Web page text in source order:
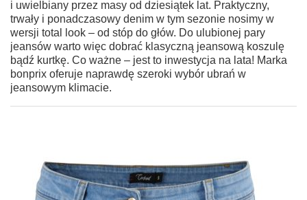
i uwielbiany przez masy od dziesiątek lat. Praktyczny,
trwały i ponadczasowy denim w tym sezonie nosimy w
wersji total look – od stóp do głów. Do ulubionej pary
jeansów warto więc dobrać klasyczną jeansową koszulę
bądź kurtkę. Co ważne – jest to inwestycja na lata! Marka
bonprix oferuje naprawdę szeroki wybór ubrań w
jeansowym klimacie.